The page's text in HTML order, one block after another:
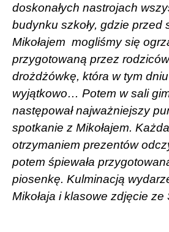
doskonałych nastrojach
budynku szkoły, gdzie przed
Mikołajem mogliśmy się
przygotowaną przez
drożdżówkę, która w tym
wyjątkowo… Potem w sali
następował najważniejszy
spotkanie z Mikołajem.
otrzymaniem prezentów
potem śpiewała
piosenkę. Kulminacją
Mikołaja i klasowe zdjęcie